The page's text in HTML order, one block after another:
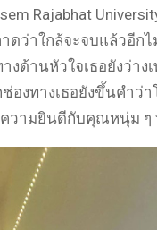
Rajabhat
าดว่าใกล้จะจบแล้วอีก
งด้านหัวใจเธอยังว่าง
องทางเธอยังขึ้นคำว่
วามยินดีกับคุณหนุ่ม ๆ